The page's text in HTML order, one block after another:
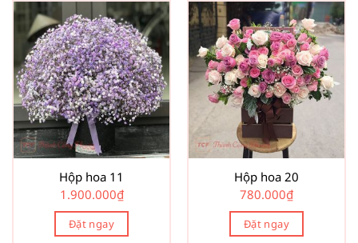
Hộp hoa 11
1.900.000₫
Đặt ngay
Hộp hoa 20
780.000₫
Đặt ngay